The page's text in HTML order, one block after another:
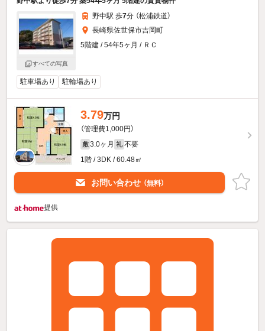
すべての写真
野中駅 歩7分 （松浦鉄道）
長崎県佐世保市吉岡町
5階建 / 54年5ヶ月 / ＲＣ
駐車場あり 駐輪場あり
3.79万円
（管理費1,000円）
敷 3.0ヶ月 礼 不要
1階 / 3DK / 60.48㎡
お問い合わせ （無料）
提供